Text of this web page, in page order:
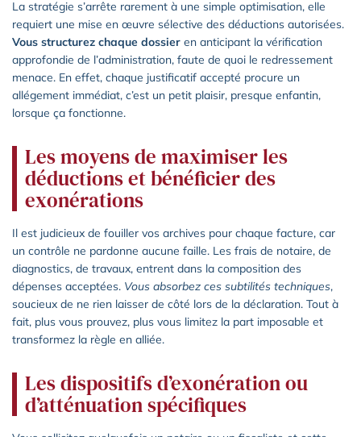
La stratégie s’arrête rarement à une simple optimisation, elle
requiert une mise en œuvre sélective des déductions autorisées.
Vous structurez chaque dossier en anticipant la vérification
approfondie de l’administration, faute de quoi le redressement
menace. En effet, chaque justificatif accepté procure un
allégement immédiat, c’est un petit plaisir, presque enfantin,
lorsque ça fonctionne.
Les moyens de maximiser les
déductions et bénéficier des
exonérations
Il est judicieux de fouiller vos archives pour chaque facture, car
un contrôle ne pardonne aucune faille. Les frais de notaire, de
diagnostics, de travaux, entrent dans la composition des
dépenses acceptées. Vous absorbez ces subtilités techniques,
soucieux de ne rien laisser de côté lors de la déclaration. Tout à
fait, plus vous prouvez, plus vous limitez la part imposable et
transformez la règle en alliée.
Les dispositifs d’exonération ou
d’atténuation spécifiques